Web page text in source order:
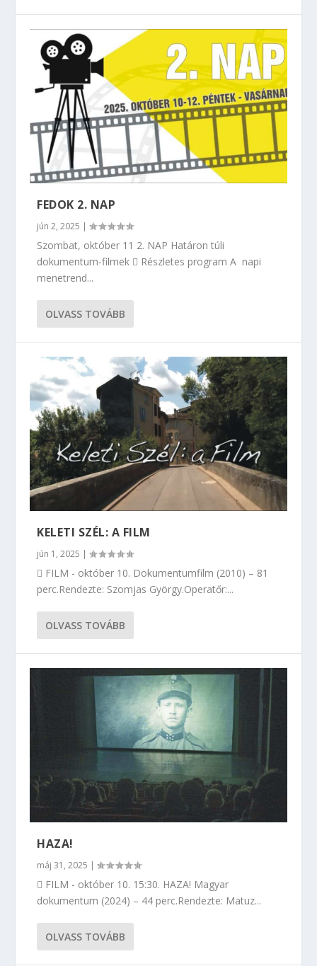
FEDOK 2. NAP
jún 2, 2025 |
Szombat, október 11 2. NAP Határon túli
dokumentum-filmek  Részletes program A napi
menetrend...
OLVASS TOVÁBB
KELETI SZÉL: A FILM
jún 1, 2025 |
 FILM - október 10. Dokumentumfilm (2010) – 81
perc.Rendezte: Szomjas György.Operatőr:...
OLVASS TOVÁBB
HAZA!
máj 31, 2025 |
 FILM - október 10. 15:30. HAZA! Magyar
dokumentum (2024) – 44 perc.Rendezte: Matuz...
OLVASS TOVÁBB